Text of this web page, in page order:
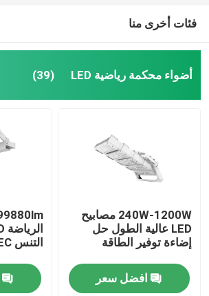
فئات أخرى منا
أضواء محكمة رياضية LED (39)
240W-1200W مصابيح
LED عالية الطول حل
إضاءة توفير الطاقة
افضل سعر
التنس ENEC